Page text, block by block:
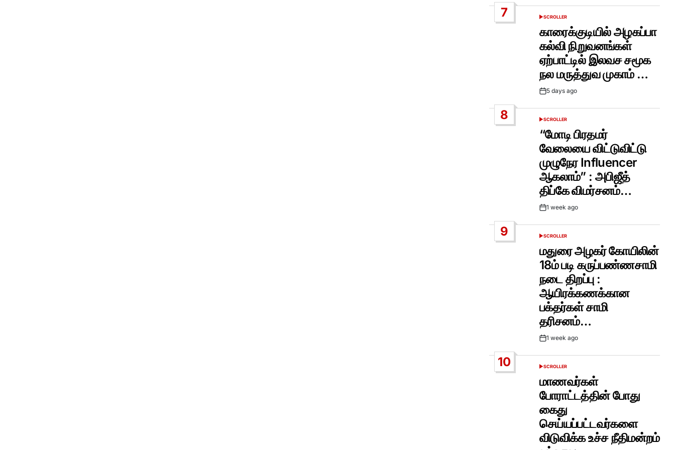
7
POSTED
SCROLLER
காரைக்குடியில் அழகப்பா
கல்வி நிறுவனங்கள்
ஏற்பாட்டில் இலவச சமூக
நல மருத்துவ முகாம் …
Post5 days ago
8
POSTED
SCROLLER
“மோடி பிரதமர்
வேலையை விட்டுவிட்டு
முழுநேர Influencer
ஆகலாம்” : அபிஜீத்
திப்கே விமர்சனம்…
Post1 week ago
9
POSTED
SCROLLER
மதுரை அழகர் கோயிலின்
18ம் படி கருப்பண்ணசாமி
நடை திறப்பு :
ஆயிரக்கணக்கான
பக்தர்கள் சாமி
தரிசனம்…
Post1 week ago
10
POSTED
SCROLLER
மாணவர்கள்
போராட்டத்தின் போது
கைது
செய்யப்பட்டவர்களை
விடுவிக்க உச்ச நீதிமன்றம்